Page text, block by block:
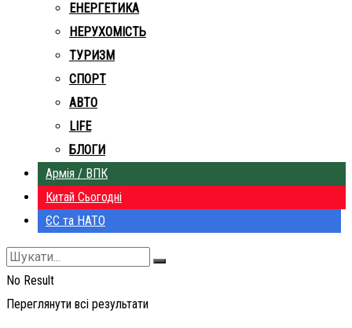
ЕНЕРГЕТИКА
НЕРУХОМІСТЬ
ТУРИЗМ
СПОРТ
АВТО
LIFE
БЛОГИ
Армія / ВПК
Китай Сьогодні
ЄС та НАТО
No Result
Переглянути всі результати